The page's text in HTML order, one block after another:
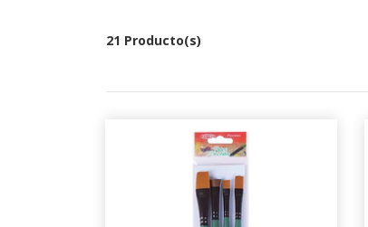
21 Producto(s)